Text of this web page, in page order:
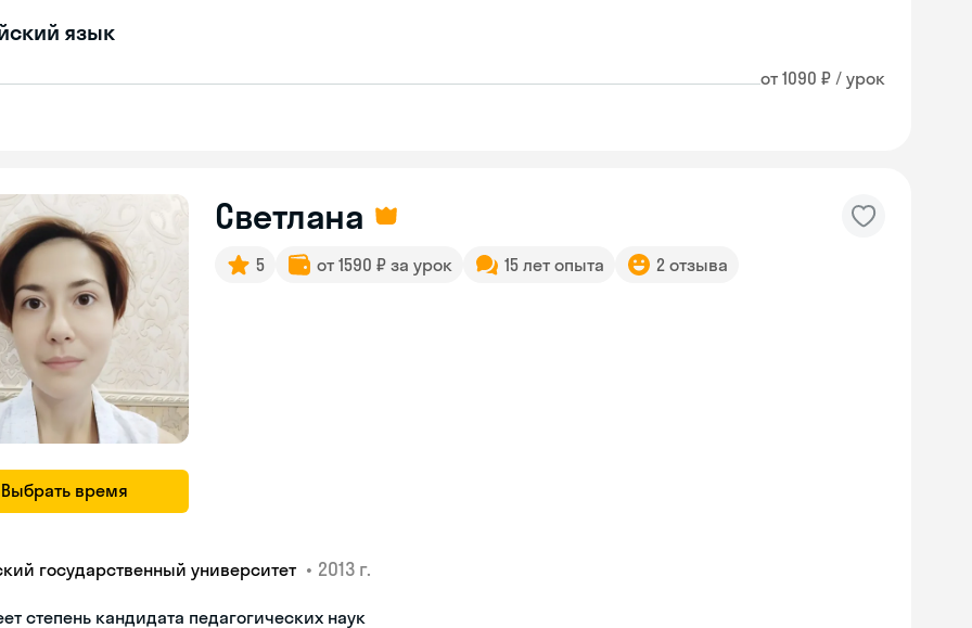
язык
от 1090 ₽ / урок
Выбрать время
Светлана
5 от 1590 ₽ за урок 15 лет опыта 2 отзыва
государственный университет • 2013 г.
степень кандидата педагогических наук